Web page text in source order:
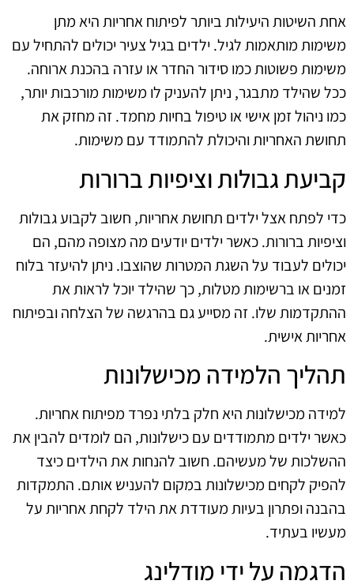
אחת השיטות היעילות ביותר לפיתוח אחריות היא מתן
משימות מותאמות לגיל. ילדים בגיל צעיר יכולים להתחיל עם
משימות פשוטות כמו סידור החדר או עזרה בהכנת ארוחה.
ככל שהילד מתבגר, ניתן להעניק לו משימות מורכבות יותר,
כמו ניהול זמן אישי או טיפול בחיות מחמד. זה מחזק את
תחושת האחריות והיכולת להתמודד עם משימות.
קביעת גבולות וציפיות ברורות
כדי לפתח אצל ילדים תחושת אחריות, חשוב לקבוע גבולות
וציפיות ברורות. כאשר ילדים יודעים מה מצופה מהם, הם
יכולים לעבוד על השגת המטרות שהוצבו. ניתן להיעזר בלוח
זמנים או ברשימות מטלות, כך שהילד יוכל לראות את
ההתקדמות שלו. זה מסייע גם בהרגשה של הצלחה ובפיתוח
אחריות אישית.
תהליך הלמידה מכישלונות
למידה מכישלונות היא חלק בלתי נפרד מפיתוח אחריות.
כאשר ילדים מתמודדים עם כישלונות, הם לומדים להבין את
ההשלכות של מעשיהם. חשוב להנחות את הילדים כיצד
להפיק לקחים מכישלונות במקום להעניש אותם. התמקדות
בהבנה ופתרון בעיות מעודדת את הילד לקחת אחריות על
מעשיו בעתיד.
הדגמה על ידי מודלינג